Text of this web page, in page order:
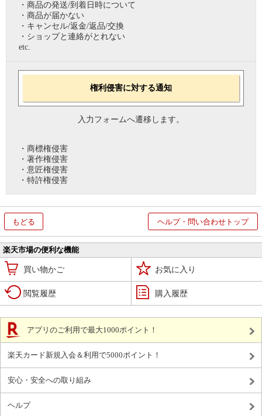
・商品の発送/到着日時について
・商品が届かない
・キャンセル/返金/返品/交換
・ショップと連絡がとれない
etc.
権利侵害に対する通知
入力フォームへ遷移します。
・商標権侵害
・著作権侵害
・意匠権侵害
・特許権侵害
もどる ヘルプ・問い合わせトップ
楽天市場の便利な機能
買い物かご お気に入り
閲覧履歴 購入履歴
アプリのご利用で最大1000ポイント！
楽天カード新規入会＆利用で5000ポイント！
安心・安全への取り組み
ヘルプ